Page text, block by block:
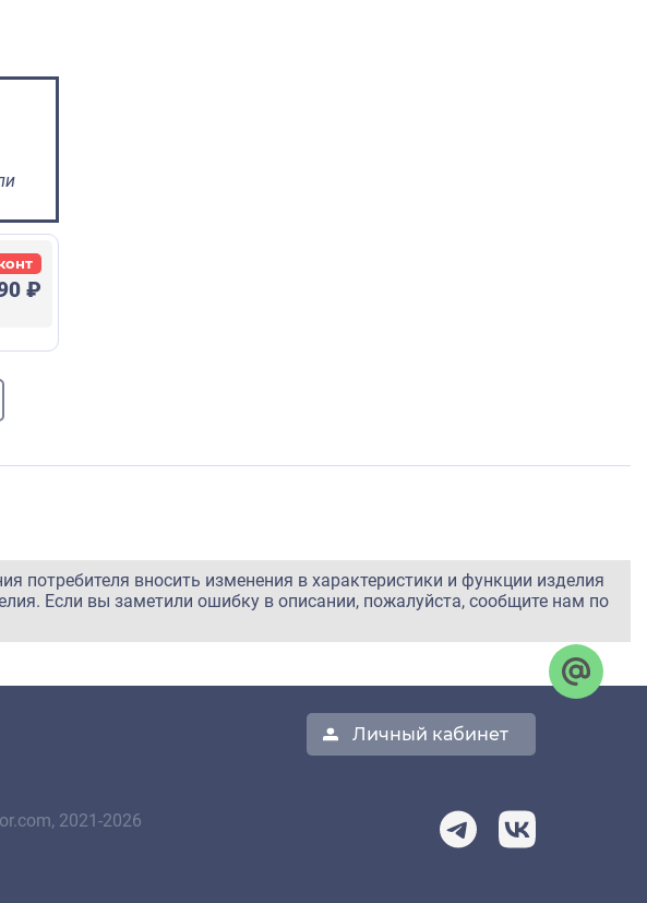
₽
потребителя вносить изменения в характеристики и функции изделия
Если вы заметили ошибку в описании, пожалуйста, сообщите нам по
Личный кабинет
2021-2026